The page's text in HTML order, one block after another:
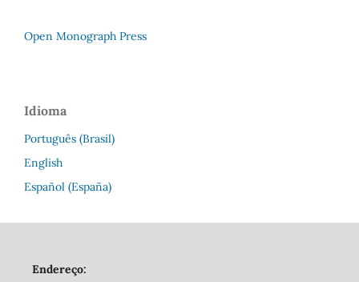
Open Monograph Press
Idioma
Português (Brasil)
English
Español (España)
Endereço: